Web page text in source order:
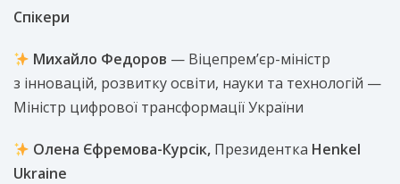
Спікери
Михайло Федоров — Віцепрем’єр-міністр
з інновацій, розвитку освіти, науки та технологій —
Міністр цифрової трансформації України
Олена Єфремова-Курсік, Президентка Henkel
Ukraine